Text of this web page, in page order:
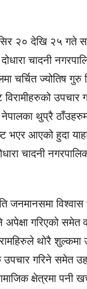
२० देखि २५ गते
चादनी
चर्चित ज्योतिष
उपचार
थुप्रै
आएको हुदा
चादनी
जनमानसमा
अपेक्षा गरिएको
थोरै शुल्कमा
उपचार गरिने समेत
क्षेत्रमा पनी